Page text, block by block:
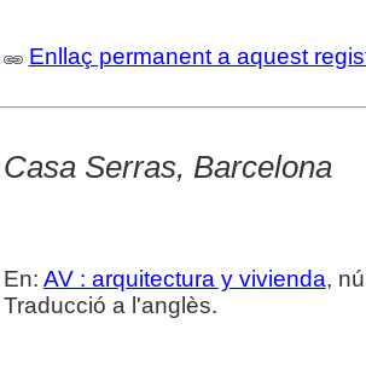
Enllaç permanent a aquest
Casa Serras, Barcelona
En: AV : arquitectura y vivienda,
Traducció a l'anglès.